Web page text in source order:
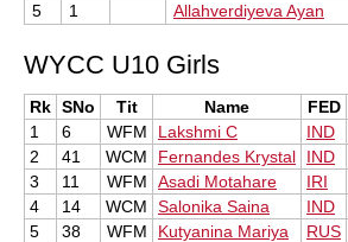
5
1 Allahverdiyeva Ayan
WYCC U10 Girls
Rk SNo Tit Name FED
1
6 WFM Lakshmi C IND
2
41 WCM Fernandes Krystal IND
3
11 WFM Asadi Motahare IRI
4
14 WCM Salonika Saina IND
5
38 WFM Kutyanina Mariya RUS